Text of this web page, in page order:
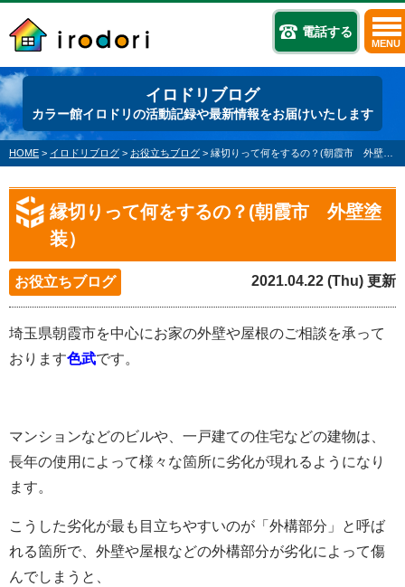
電話する
MENU
イロドリブログ
カラー館イロドリの活動記録や最新情報をお届けいたします
HOME > イロドリブログ > お役立ちブログ > 縁切りって何をするの？(朝霞市 外壁塗装）
縁切りって何をするの？(朝霞市 外壁塗
装）
お役立ちブログ 2021.04.22 (Thu) 更新
埼玉県朝霞市を中心にお家の外壁や屋根のご相談を承って
おります色武です。
マンションなどのビルや、一戸建ての住宅などの建物は、
長年の使用によって様々な箇所に劣化が現れるようになり
ます。
こうした劣化が最も目立ちやすいのが「外構部分」と呼ば
れる箇所で、外壁や屋根などの外構部分が劣化によって傷
んでしまうと、